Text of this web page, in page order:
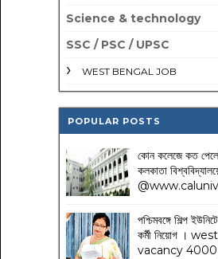
Science & technology
SSC / PSC / UPSC
WEST BENGAL JOB
POPULAR POSTS
কোন কলেজে কত পেলে
কলকাতা
পশ্চিমবঙ্গে শিল্প
কর্মী নিয়োগ ।
vacancy